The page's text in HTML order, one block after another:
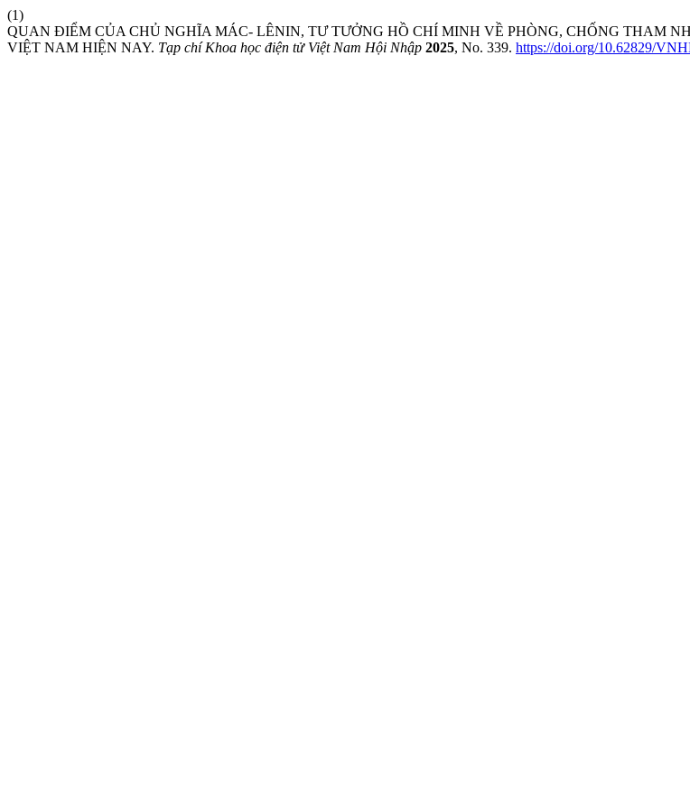
(1)
QUAN ĐIỂM CỦA CHỦ NGHĨA MÁC- LÊNIN, TƯ TƯỞNG HỒ CHÍ MINH VỀ PHÒNG, CHỐNG THAM
VIỆT NAM HIỆN NAY. Tạp chí Khoa học điện tử Việt Nam Hội Nhập 2025, No. 339. https://doi.org/10.62829/